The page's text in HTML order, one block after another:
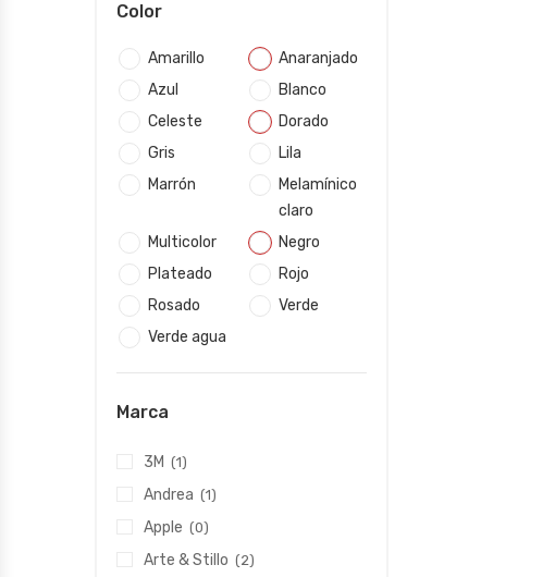
Color
Amarillo
Anaranjado
Azul
Blanco
Celeste
Dorado
Gris
Lila
Marrón
Melamínico
claro
Multicolor
Negro
Plateado
Rojo
Rosado
Verde
Verde agua
Marca
3M (1)
Andrea (1)
Apple (0)
Arte & Stillo (2)